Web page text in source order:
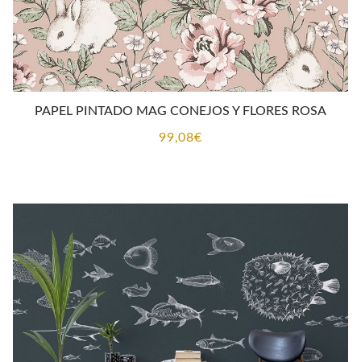
PAPEL PINTADO MAG CONEJOS Y FLORES ROSA
99,08€